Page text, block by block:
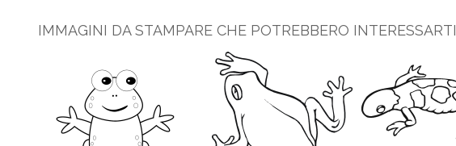
IMMAGINI DA STAMPARE CHE POTREBBERO INTERESSARTI